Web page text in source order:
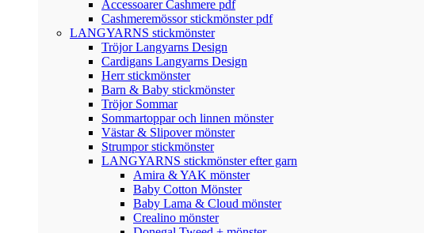
Accessoarer Cashmere pdf
Cashmeremössor stickmönster pdf
LANGYARNS stickmönster
Tröjor Langyarns Design
Cardigans Langyarns Design
Herr stickmönster
Barn & Baby stickmönster
Tröjor Sommar
Sommartoppar och linnen mönster
Västar & Slipover mönster
Strumpor stickmönster
LANGYARNS stickmönster efter garn
Amira & YAK mönster
Baby Cotton Mönster
Baby Lama & Cloud mönster
Crealino mönster